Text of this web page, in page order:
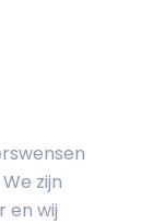
zijn
en wij